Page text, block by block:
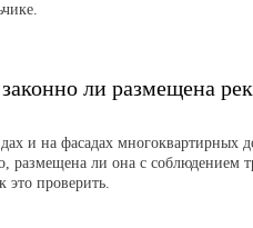
ли размещена
и на фасадах
размещена ли она с соблюдением
это проверить.